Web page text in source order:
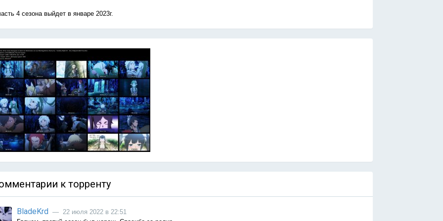
4 сезона выйдет в январе 2023г.
к торренту
BladeKrd — 22 июля 2022 в 22:51